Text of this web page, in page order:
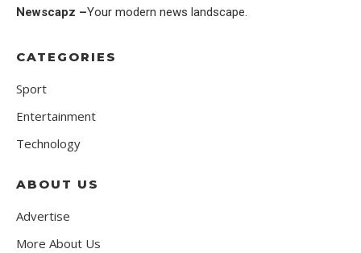
Newscapz –Your modern news landscape.
CATEGORIES
Sport
Entertainment
Technology
ABOUT US
Advertise
More About Us